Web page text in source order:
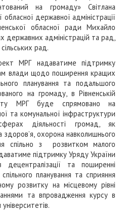
на громаду» Світлана
обласної державної адміністрації
обласної ради Михайло
державних адміністрацій та рад,
рад.
МРГ надаватиме підтримку
влади щодо поширення кращих
планування та подальшого
на громаду, в Рівненській
МРГ буде спрямовано на
та комунальної інфраструктури
діяльності громад, як
охорона навколишнього
спільно з розвитком малого
підтримку Уряду України
та поширенні
планування та сприяння
розвитку на місцевому рівні
та впровадження курсу в